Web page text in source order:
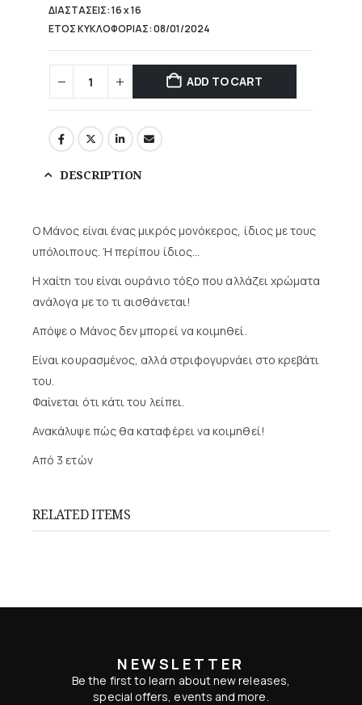
ΔΙΑΣΤΑΣΕΙΣ: 16 x 16
ΕΤΟΣ ΚΥΚΛΟΦΟΡΙΑΣ: 08/01/2024
ADD TO CART
DESCRIPTION
Ο Μάνος είναι ένας μικρός μονόκερος, ίδιος με τους
υπόλοιπους. Ή περίπου ίδιος…
Η χαίτη του είναι ουράνιο τόξο που αλλάζει χρώματα
ανάλογα με το τι αισθάνεται!
Απόψε ο Μάνος δεν μπορεί να κοιμηθεί.
Είναι κουρασμένος, αλλά στριφογυρνάει στο κρεβάτι
του.
Φαίνεται ότι κάτι του λείπει.
Ανακάλυψε πώς θα καταφέρει να κοιμηθεί!
Από 3 ετών
RELATED ITEMS
NEWSLETTER
Be the first to learn about new releases,
special offers, events and more.